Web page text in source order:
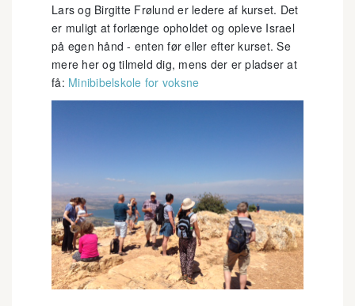
Lars og Birgitte Frølund er ledere af kurset. Det
er muligt at forlænge opholdet og opleve Israel
på egen hånd - enten før eller efter kurset. Se
mere her og tilmeld dig, mens der er pladser at
få: Minibibelskole for voksne